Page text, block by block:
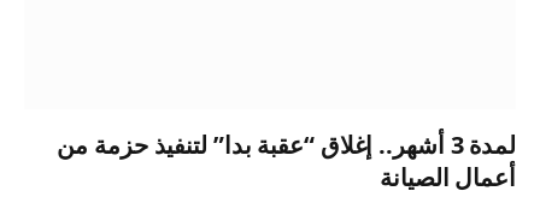
لمدة 3 أشهر.. إغلاق “عقبة بدا” لتنفيذ حزمة من
أعمال الصيانة